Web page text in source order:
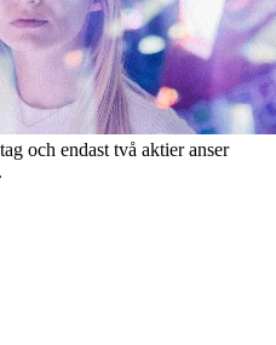
och endast två aktier anser